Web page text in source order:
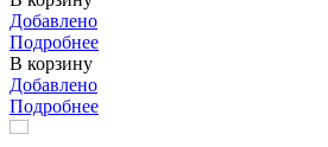
Добавлено
Подробнее
В корзину
Добавлено
Подробнее